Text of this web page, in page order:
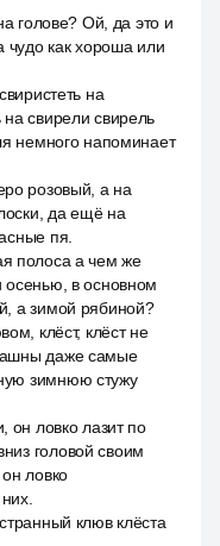
голове? Ой, да это и
чудо как хороша или
на
на свирели свирель
немного напоминает
розовый, а на
да ещё на
пя.
полоса а чем же
осенью, в основном
а зимой рябиной?
клёст, клёст не
даже самые
зимнюю стужу
он ловко лазит по
головой своим
ловко
клюв клёста